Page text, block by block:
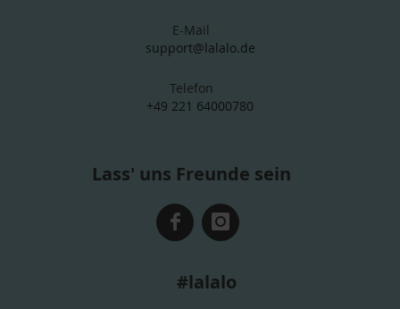
E-Mail
support@lalalo.de
Telefon
+49 221 64000780
Lass' uns Freunde sein
#lalalo